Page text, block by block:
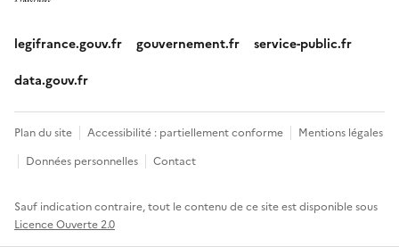
legifrance.gouv.fr gouvernement.fr service-public.fr
data.gouv.fr
Plan du site Accessibilité : partiellement conforme
Mentions légales
Données personnelles
Contact
Sauf indication contraire, tout le contenu de ce site est disponible sous
Licence Ouverte 2.0